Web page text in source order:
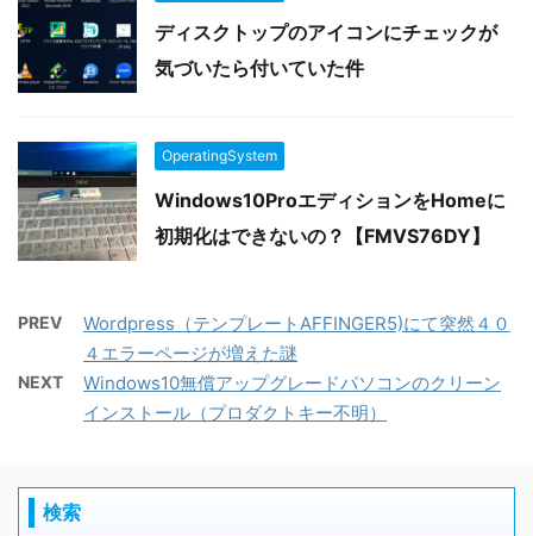
ディスクトップのアイコンにチェックが
気づいたら付いていた件
OperatingSystem
Windows10ProエディションをHomeに
初期化はできないの？【FMVS76DY】
PREV
Wordpress（テンプレートAFFINGER5)にて突然４０
４エラーページが増えた謎
NEXT
Windows10無償アップグレードパソコンのクリーン
インストール（プロダクトキー不明）
検索